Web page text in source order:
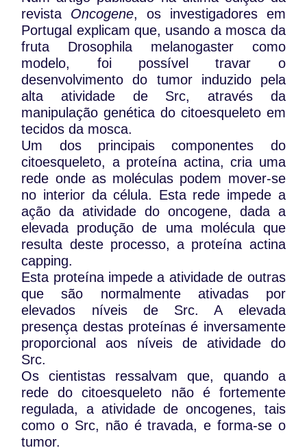
revista Oncogene, os investigadores em
Portugal explicam que, usando a mosca da
fruta Drosophila melanogaster como
modelo, foi possível travar o
desenvolvimento do tumor induzido pela
alta atividade de Src, através da
manipulação genética do citoesqueleto em
tecidos da mosca.
Um dos principais componentes do
citoesqueleto, a proteína actina, cria uma
rede onde as moléculas podem mover-se
no interior da célula. Esta rede impede a
ação da atividade do oncogene, dada a
elevada produção de uma molécula que
resulta deste processo, a proteína actina
capping.
Esta proteína impede a atividade de outras
que são normalmente ativadas por
elevados níveis de Src. A elevada
presença destas proteínas é inversamente
proporcional aos níveis de atividade do
Src.
Os cientistas ressalvam que, quando a
rede do citoesqueleto não é fortemente
regulada, a atividade de oncogenes, tais
como o Src, não é travada, e forma-se o
tumor.